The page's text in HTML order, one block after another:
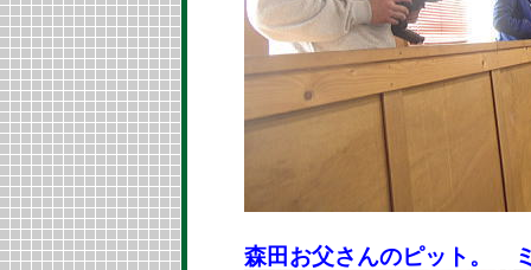
森田お父さんのピット。